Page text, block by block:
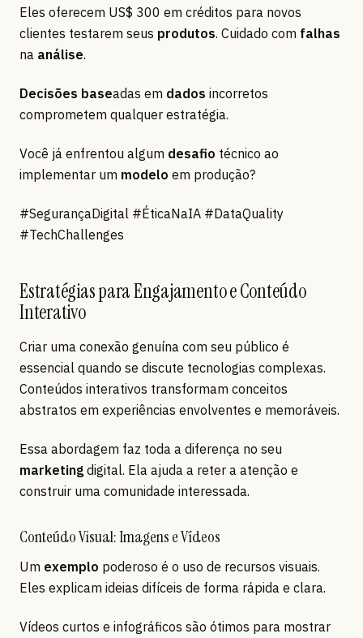
Eles oferecem US$ 300 em créditos para novos
clientes testarem seus produtos. Cuidado com falhas
na análise.
Decisões baseadas em dados incorretos
comprometem qualquer estratégia.
Você já enfrentou algum desafio técnico ao
implementar um modelo em produção?
#SegurançaDigital #ÉticaNaIA #DataQuality
#TechChallenges
Estratégias para Engajamento e Conteúdo
Interativo
Criar uma conexão genuína com seu público é
essencial quando se discute tecnologias complexas.
Conteúdos interativos transformam conceitos
abstratos em experiências envolventes e memoráveis.
Essa abordagem faz toda a diferença no seu
marketing digital. Ela ajuda a reter a atenção e
construir uma comunidade interessada.
Conteúdo Visual: Imagens e Vídeos
Um exemplo poderoso é o uso de recursos visuais.
Eles explicam ideias difíceis de forma rápida e clara.
Vídeos curtos e infográficos são ótimos para mostrar